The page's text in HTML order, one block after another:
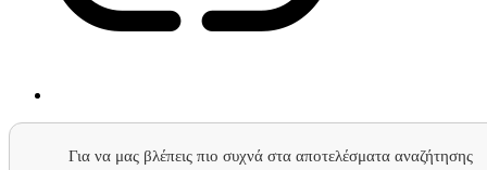
Για να μας βλέπεις πιο συχνά στα αποτελέσματα αναζήτησης